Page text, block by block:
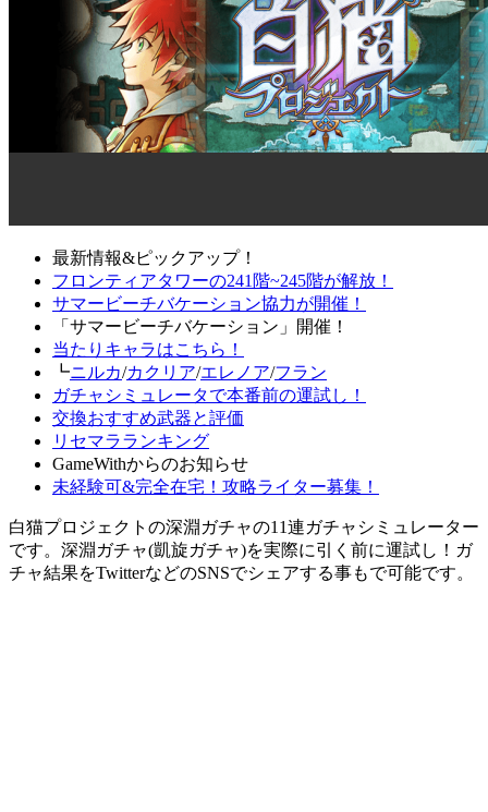
最新情報&ピックアップ！
フロンティアタワーの241階~245階が解放！
サマービーチバケーション協力が開催！
「サマービーチバケーション」開催！
当たりキャラはこちら！
┗ニルカ/カクリア/エレノア/フラン
ガチャシミュレータで本番前の運試し！
交換おすすめ武器と評価
リセマラランキング
GameWithからのお知らせ
未経験可&完全在宅！攻略ライター募集！
白猫プロジェクトの深淵ガチャの11連ガチャシミュレーター
です。深淵ガチャ(凱旋ガチャ)を実際に引く前に運試し！ガ
チャ結果をTwitterなどのSNSでシェアする事もで可能です。